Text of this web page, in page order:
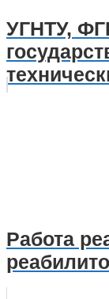
УГНТУ,
Работа